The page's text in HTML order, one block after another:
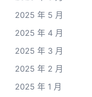
2025 年 5 月
2025 年 4 月
2025 年 3 月
2025 年 2 月
2025 年 1 月